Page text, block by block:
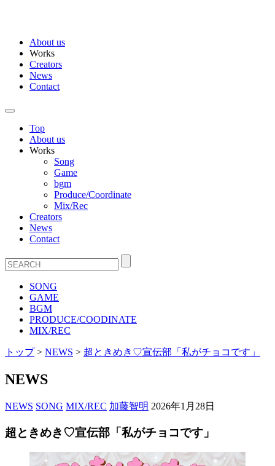
About us
Works
Creators
News
Contact
Top
About us
Works
Song
Game
bgm
Produce/Coordinate
Mix/Rec
Creators
News
Contact
SONG
GAME
BGM
PRODUCE/COODINATE
MIX/REC
トップ> NEWS > 超ときめき♡宣伝部「私がチョコです」
NEWS
NEWS SONG MIX/REC 加藤智明 2026年1月28日
超ときめき♡宣伝部「私がチョコです」